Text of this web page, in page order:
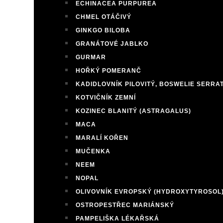
ECHINACEA PURPUREA
CHMEL OTÁČIVÝ
GINKGO BILOBA
GRANÁTOVÉ JABLKO
GURMAR
HOŘKÝ POMERANČ
KADIDLOVNÍK PILOVITÝ, BOSWELIE
KOTVIČNÍK ZEMNÍ
KOZINEC BLANITÝ (ASTRAGALUS)
MACA
MARALÍ KOŘEN
MUČENKA
NEEM
NOPAL
OLIVOVNÍK EVROPSKÝ
OSTROPESTŘEC MARIÁNSKÝ
PAMPELIŠKA LÉKAŘSKÁ